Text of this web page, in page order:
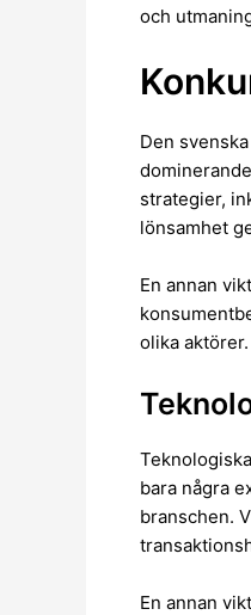
och
Den
strategier,
lönsamhet
En annan
olika
bara några
branschen.
En annan